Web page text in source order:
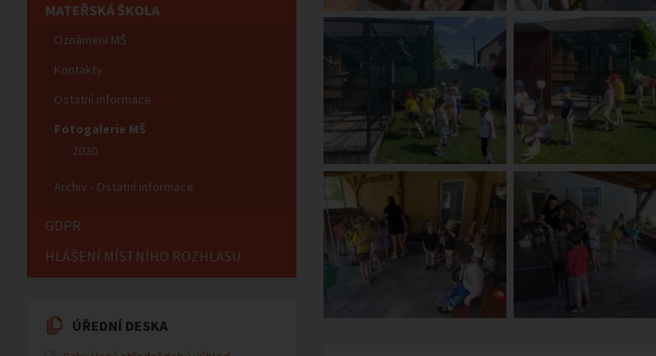
MATEŘSKÁ ŠKOLA
Oznámení MŠ
Kontakty
Ostatní informace
Fotogalerie MŠ
2020
Archiv - Ostatní informace
GDPR
HLÁŠENÍ MÍSTNÍHO ROZHLASU
ÚŘEDNÍ DESKA